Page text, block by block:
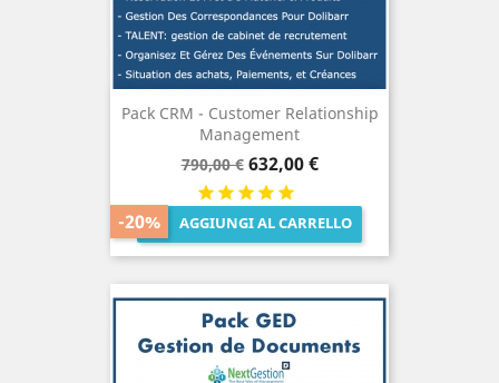
Pack CRM - Customer Relationship
Management
Prezzo
base
790,00 € Prezzo
632,00 €
 AGGIUNGI AL CARRELLO
-20%